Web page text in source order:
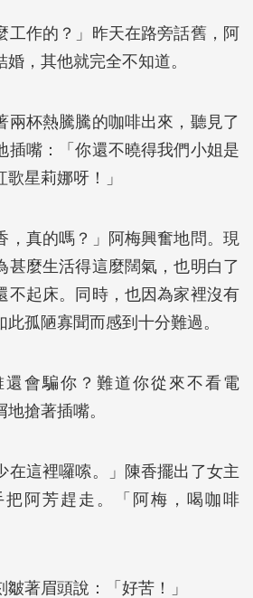
工作的？」昨天在路旁話舊，阿
婚，其他就完全不知道。
兩杯熱騰騰的咖啡出來，聽見了
插嘴：「你還不曉得我們小姐是
歌星莉娜呀！」
，真的嗎？」阿梅興奮地問。現
甚麼生活得這麼闊氣，也明白了
不起床。同時，也因為家裡沒有
此孤陋寡聞而感到十分難過。
還會騙你？難道你從來不看電
地搶著插嘴。
在這裡囉嗦。」陳香擺出了女主
把阿芳趕走。「阿梅，喝咖啡
皺著眉頭說：「好苦！」